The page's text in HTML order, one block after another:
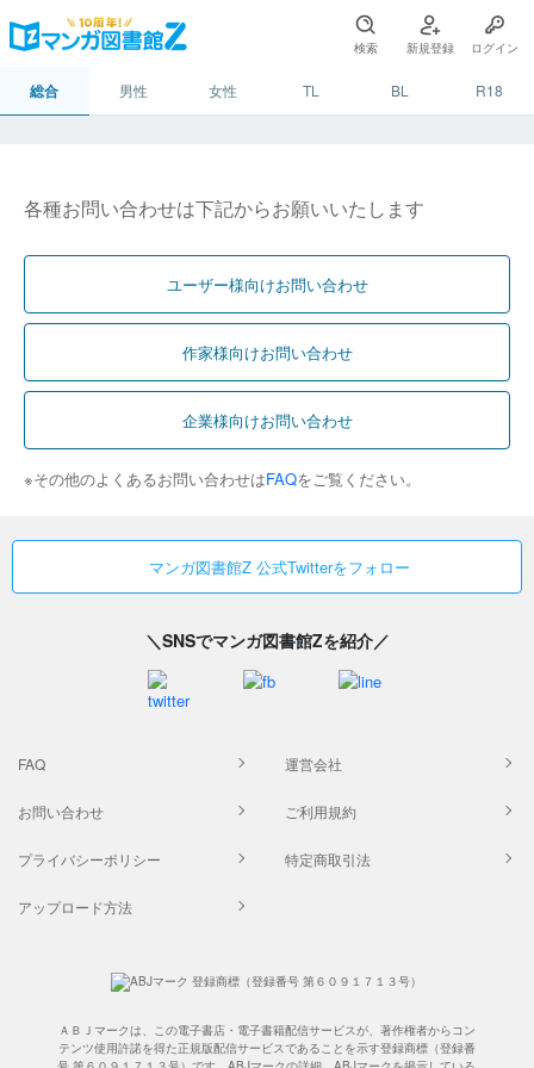
検索 新規登録 ログイン
総合 男性 女性 TL BL R18
各種お問い合わせは下記からお願いいたします
ユーザー様向けお問い合わせ
作家様向けお問い合わせ
企業様向けお問い合わせ
※その他のよくあるお問い合わせはFAQをご覧ください。
マンガ図書館Z 公式Twitterをフォロー
＼SNSでマンガ図書館Zを紹介／
FAQ 運営会社
お問い合わせ ご利用規約
プライバシーポリシー 特定商取引法
アップロード方法
ＡＢＪマークは、この電子書店・電子書籍配信サービスが、著作権者からコン
テンツ使用許諾を得た正規版配信サービスであることを示す登録商標（登録番